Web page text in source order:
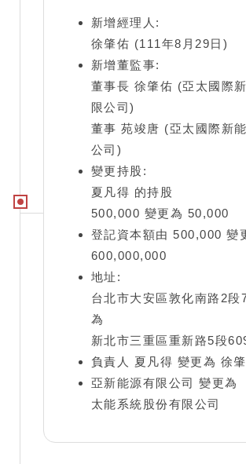
新增經理人:
徐肇佑 (111年8月29日)
新增董監事:
董事長 徐肇佑 (亞太國際
限公司)
董事 苑竣唐 (亞太國際新
公司)
變更持股:
夏凡得 的持股
500,000 變更為 50,000
登記資本額由 500,000 變
600,000,000
地址:
台北市大安區敦化南路2段
為
新北市三重區重新路5段
負責人 夏凡得 變更為 徐
亞新能源有限公司 變更為
太能系統股份有限公司